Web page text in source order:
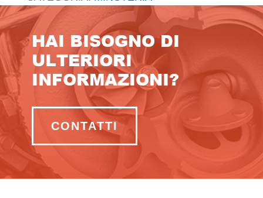
HAI BISOGNO DI
ULTERIORI
INFORMAZIONI?
CONTATTI